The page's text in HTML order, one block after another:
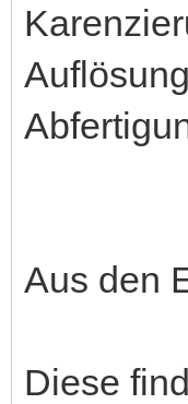
Aus den
Diese